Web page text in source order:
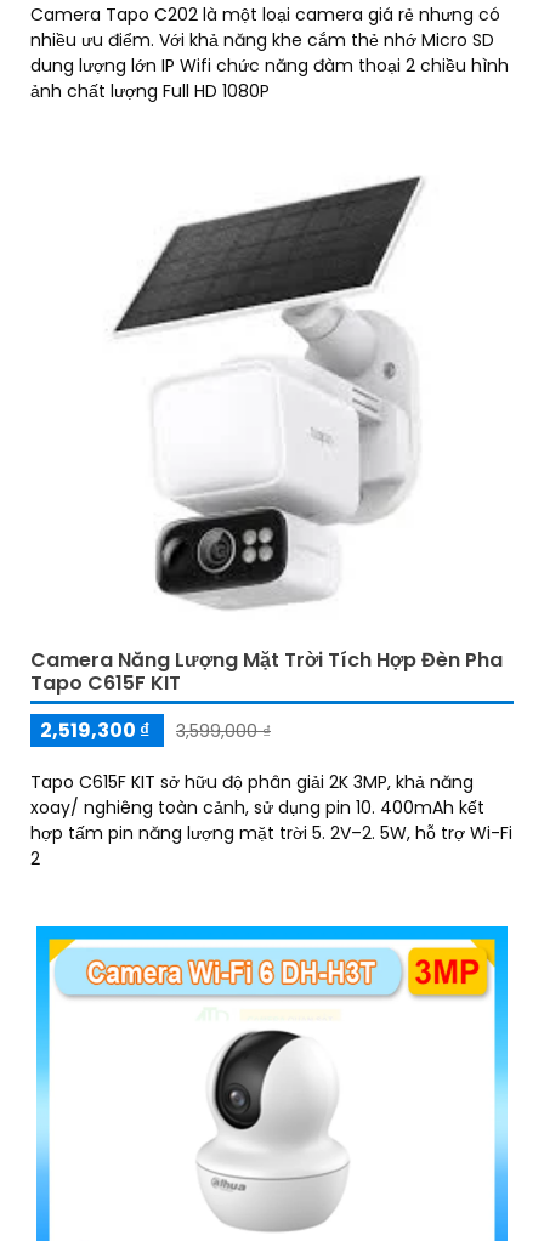
Camera Tapo C202 là một loại camera giá rẻ nhưng có
nhiều ưu điểm. Với khả năng khe cắm thẻ nhớ Micro SD
dung lượng lớn IP Wifi chức năng đàm thoại 2 chiều hình
ảnh chất lượng Full HD 1080P
Camera Năng Lượng Mặt Trời Tích Hợp Đèn Pha
Tapo C615F KIT
2,519,300 ₫
3,599,000 ₫
Tapo C615F KIT sở hữu độ phân giải 2K 3MP, khả năng
xoay/ nghiêng toàn cảnh, sử dụng pin 10. 400mAh kết
hợp tấm pin năng lượng mặt trời 5. 2V–2. 5W, hỗ trợ Wi-Fi
2